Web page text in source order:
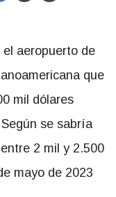
aeropuerto de
que
mil dólares
se sabría
2 mil y 2.500
mayo de 2023